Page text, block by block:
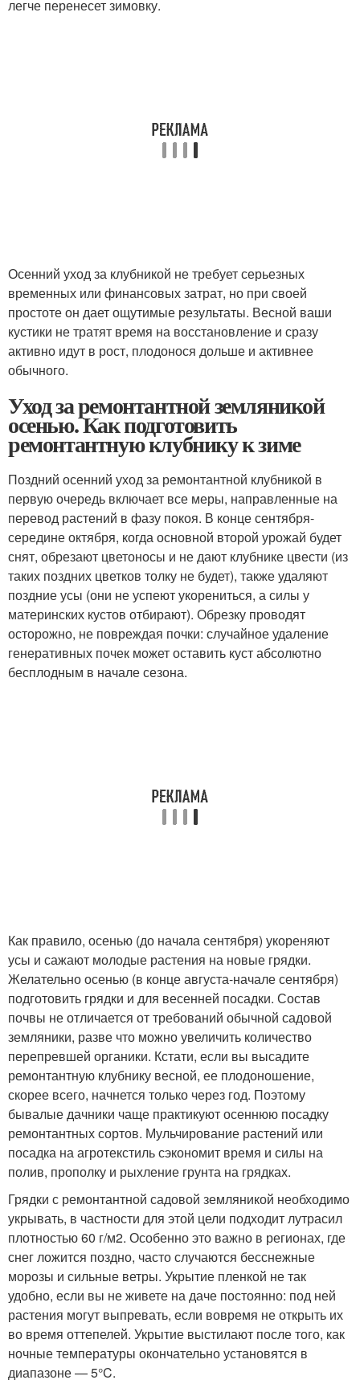
легче перенесет зимовку.
Осенний уход за клубникой не требует серьезных
временных или финансовых затрат, но при своей
простоте он дает ощутимые результаты. Весной ваши
кустики не тратят время на восстановление и сразу
активно идут в рост, плодонося дольше и активнее
обычного.
Уход за ремонтантной земляникой
осенью. Как подготовить
ремонтантную клубнику к зиме
Поздний осенний уход за ремонтантной клубникой в
первую очередь включает все меры, направленные на
перевод растений в фазу покоя. В конце сентября-
середине октября, когда основной второй урожай будет
снят, обрезают цветоносы и не дают клубнике цвести (из
таких поздних цветков толку не будет), также удаляют
поздние усы (они не успеют укорениться, а силы у
материнских кустов отбирают). Обрезку проводят
осторожно, не повреждая почки: случайное удаление
генеративных почек может оставить куст абсолютно
бесплодным в начале сезона.
Как правило, осенью (до начала сентября) укореняют
усы и сажают молодые растения на новые грядки.
Желательно осенью (в конце августа-начале сентября)
подготовить грядки и для весенней посадки. Состав
почвы не отличается от требований обычной садовой
земляники, разве что можно увеличить количество
перепревшей органики. Кстати, если вы высадите
ремонтантную клубнику весной, ее плодоношение,
скорее всего, начнется только через год. Поэтому
бывалые дачники чаще практикуют осеннюю посадку
ремонтантных сортов. Мульчирование растений или
посадка на агротекстиль сэкономит время и силы на
полив, прополку и рыхление грунта на грядках.
Грядки с ремонтантной садовой земляникой необходимо
укрывать, в частности для этой цели подходит лутрасил
плотностью 60 г/м2. Особенно это важно в регионах, где
снег ложится поздно, часто случаются бесснежные
морозы и сильные ветры. Укрытие пленкой не так
удобно, если вы не живете на даче постоянно: под ней
растения могут выпревать, если вовремя не открыть их
во время оттепелей. Укрытие выстилают после того, как
ночные температуры окончательно установятся в
диапазоне — 5°C.